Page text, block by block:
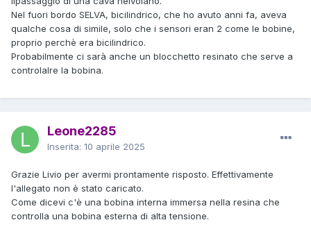
Nel fuori bordo SELVA, bicilindrico, che ho avuto anni fa, aveva
qualche cosa di simile, solo che i sensori eran 2 come le bobine,
proprio perchè era bicilindrico.
Probabilmente ci sarà anche un blocchetto resinato che serve a
controlalre la bobina.
Leone2285
Inserita: 10 aprile 2025
Grazie Livio per avermi prontamente risposto. Effettivamente
l'allegato non è stato caricato.
Come dicevi c'è una bobina interna immersa nella resina che
controlla una bobina esterna di alta tensione.